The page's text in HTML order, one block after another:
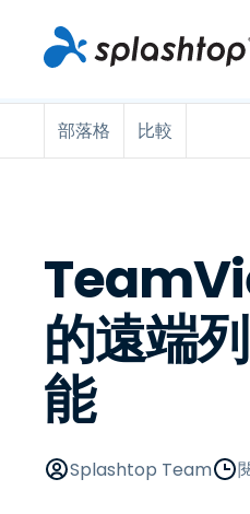
部落格 比較
的遠端
能
Splashtop Team